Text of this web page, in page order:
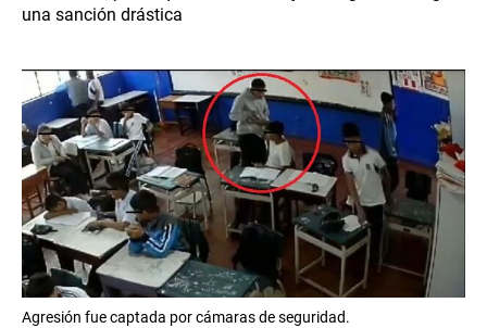
una sanción drástica
Agresión fue captada por cámaras de seguridad.